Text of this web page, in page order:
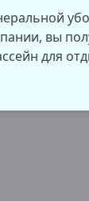
вы
для